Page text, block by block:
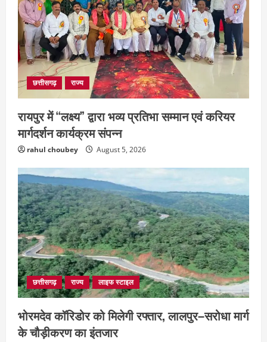
छत्तीसगढ़ राज्य
रायपुर में “लक्ष्य” द्वारा भव्य प्रतिभा सम्मान एवं करियर
मार्गदर्शन कार्यक्रम संपन्न
rahul choubey August 5, 2026
छत्तीसगढ़ राज्य लाइफ स्टाइल
भोरमदेव कॉरिडोर को मिलेगी रफ्तार, लालपुर–सरोधा मार्ग
के चौड़ीकरण का इंतजार